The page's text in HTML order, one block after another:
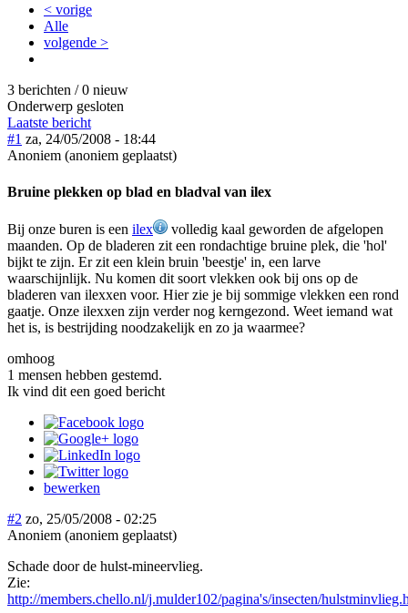
< vorige
Alle
volgende >
3 berichten / 0 nieuw
Onderwerp gesloten
Laatste bericht
#1 za, 24/05/2008 - 18:44
Anoniem (anoniem geplaatst)
Bruine plekken op blad en bladval van ilex
Bij onze buren is een ilex
volledig kaal geworden de afgelopen
maanden. Op de bladeren zit een rondachtige bruine plek, die 'hol'
bijkt te zijn. Er zit een klein bruin 'beestje' in, een larve
waarschijnlijk. Nu komen dit soort vlekken ook bij ons op de
bladeren van ilexxen voor. Hier zie je bij sommige vlekken een rond
gaatje. Onze ilexxen zijn verder nog kerngezond. Weet iemand wat
het is, is bestrijding noodzakelijk en zo ja waarmee?
omhoog
1 mensen hebben gestemd.
Ik vind dit een goed bericht
bewerken
#2 zo, 25/05/2008 - 02:25
Anoniem (anoniem geplaatst)
Schade door de hulst-mineervlieg.
Zie:
http://members.chello.nl/j.mulder102/pagina's/insecten/